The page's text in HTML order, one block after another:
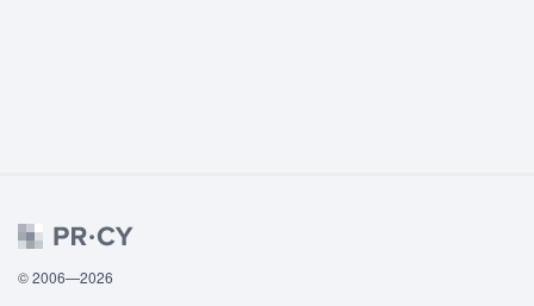
© 2006—2026